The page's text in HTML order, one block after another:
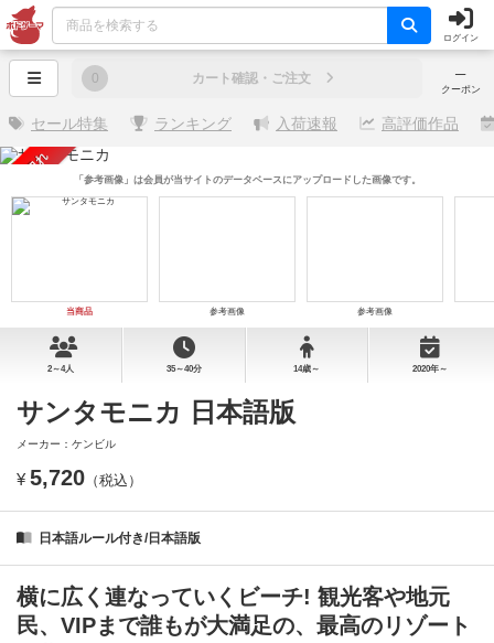
ログイン
─
クーポン
0 カート確認・ご注文
セール特集 ランキング 入荷速報 高評価作品
売り切れ
当商品 参考画像 参考画像
「参考画像」は会員が当サイトのデータベースにアップロードした画像です。
2～4人 35～40分 14歳～ 2020年～
サンタモニカ 日本語版
メーカー：ケンビル
¥ 5,720 （税込）
日本語ルール付き/日本語版
横に広く連なっていくビーチ! 観光客や地元
民、VIPまで誰もが大満足の、最高のリゾート